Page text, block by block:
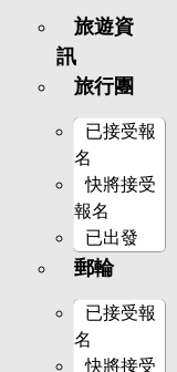
旅遊資
訊
旅行團
已接受報
名
快將接受
報名
已出發
郵輪
已接受報
名
快將接受